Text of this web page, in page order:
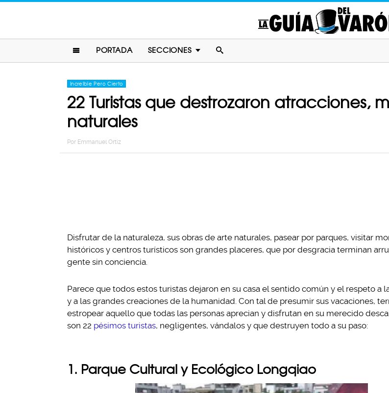
PORTADA SECCIONES
Increíble Pero Cierto
22 Turistas que destrozaron atracciones,
naturales
Por Emmanuel Ortiz
Disfrutar de la naturaleza, sus obras de arte naturales, pasear por parques, visitar
históricos y centros turísticos son grandes placeres, que por desgracia terminan
gente sin conciencia.
Parece que todos estos turistas dejaron en su casa el sentido común y el respeto a
y a las grandes creaciones de la humanidad. Con tal de presumir sus vacaciones,
estropear aquello que todas las personas aprecian y disfrutan en su merecido
son 22 pésimos turistas, negligentes, vándalos y que destruyen todo a su paso:
1. Parque Cultural y Ecológico Longqiao